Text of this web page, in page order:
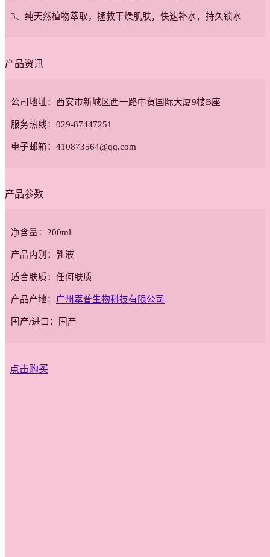
3、纯天然植物萃取，拯救干燥肌肤，快速补水，持久锁水
产品资讯
公司地址：西安市新城区西一路中贸国际大厦9楼B座
服务热线：029-87447251
电子邮箱：410873564@qq.com
产品参数
净含量：200ml
产品内别：乳液
适合肤质：任何肤质
产品产地： 广州萃普生物科技有限公司
国产/进口：国产
点击购买